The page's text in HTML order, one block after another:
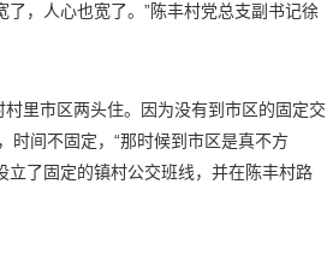
，人心也宽了。”陈丰村党总支副书记徐
里市区两头住。因为没有到市区的固定交
时间不固定，“那时候到市区是真不方
立了固定的镇村公交班线，并在陈丰村路